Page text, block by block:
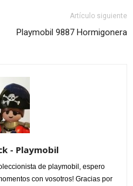
Artículo siguiente
Playmobil 9887 Hormigonera
- Playmobil
de playmobil, espero
con vosotros! Gracias por